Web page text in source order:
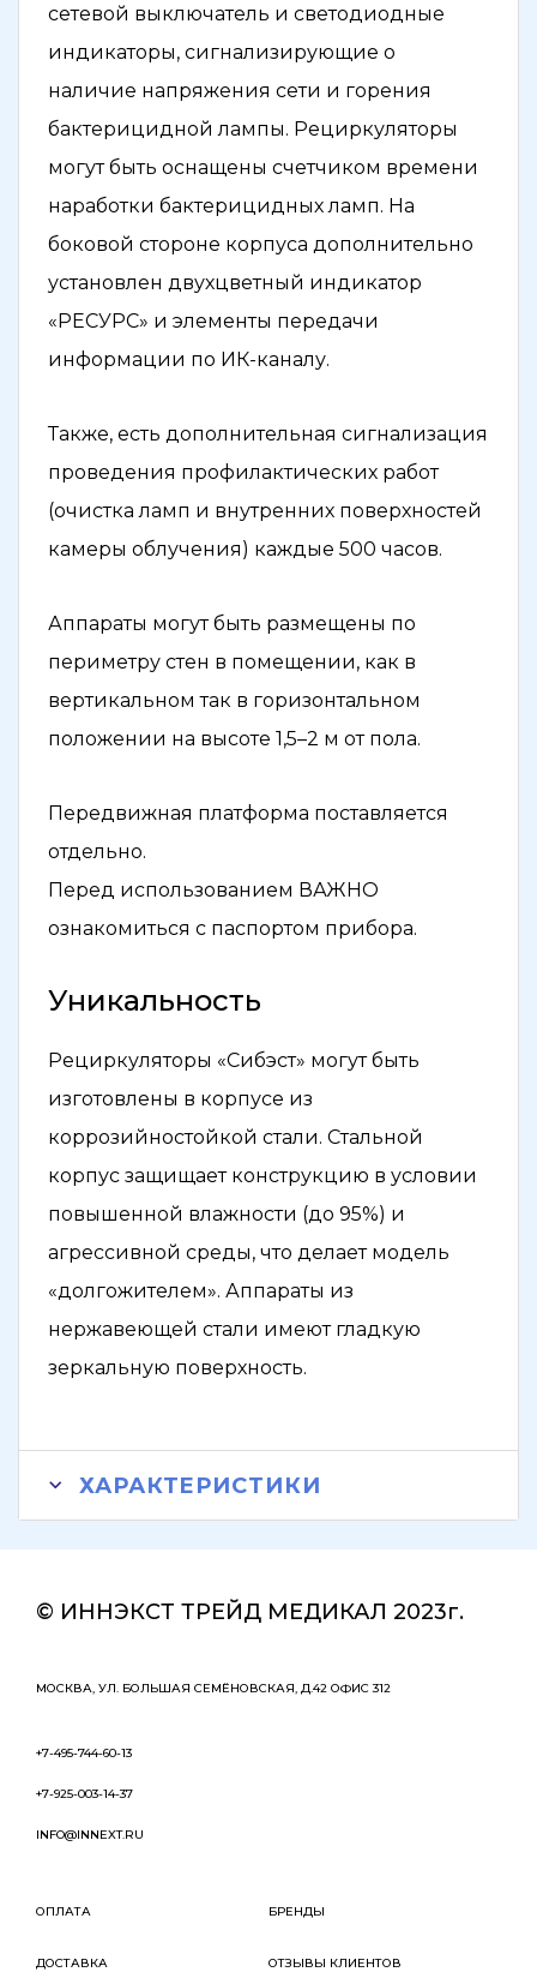
сетевой выключатель и светодиодные
индикаторы, сигнализирующие о
наличие напряжения сети и горения
бактерицидной лампы. Рециркуляторы
могут быть оснащены счетчиком времени
наработки бактерицидных ламп. На
боковой стороне корпуса дополнительно
установлен двухцветный индикатор
«РЕСУРС» и элементы передачи
информации по ИК-каналу.
Также, есть дополнительная сигнализация
проведения профилактических работ
(очистка ламп и внутренних поверхностей
камеры облучения) каждые 500 часов.
Аппараты могут быть размещены по
периметру стен в помещении, как в
вертикальном так в горизонтальном
положении на высоте 1,5–2 м от пола.
Передвижная платформа поставляется
отдельно.
Перед использованием ВАЖНО
ознакомиться с паспортом прибора.
Уникальность
Рециркуляторы «Сибэст» могут быть
изготовлены в корпусе из
коррозийностойкой стали. Стальной
корпус защищает конструкцию в условии
повышенной влажности (до 95%) и
агрессивной среды, что делает модель
«долгожителем». Аппараты из
нержавеющей стали имеют гладкую
зеркальную поверхность.
ХАРАКТЕРИСТИКИ
© ИННЭКСТ ТРЕЙД МЕДИКАЛ 2023г.
МОСКВА, УЛ. БОЛЬШАЯ СЕМЁНОВСКАЯ, Д.42 ОФИС 312
+7-495-744-60-13
+7-925-003-14-37
INFO@INNEXT.RU
ОПЛАТА
ДОСТАВКА
БРЕНДЫ
ОТЗЫВЫ КЛИЕНТОВ